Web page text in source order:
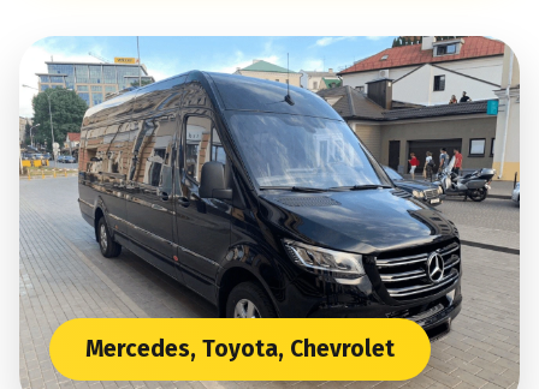
Mercedes, Toyota, Chevrolet